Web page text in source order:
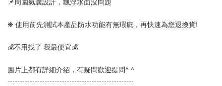
❋ 使用前先測試本產品防水功能有無瑕疵，再快速為您退換貨!
💰不用找了 我最便宜💰
圖片上都有詳細介紹，有疑問歡迎提問^ ^
---------------------------------------------------